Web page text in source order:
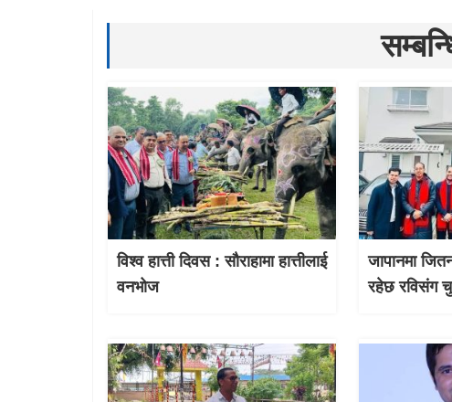
विश्व हात्ती दिवस : सौराहामा हात्तीलाई
वनभोज
जापानमा
रहेछ रविसंग